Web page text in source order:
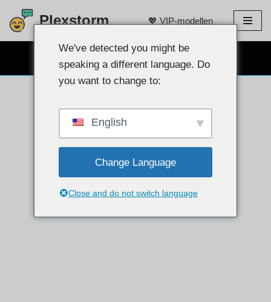
Doorgaan
Plexstorm 💖 VIP-modellen
We've detected you might be
speaking a different language. Do
you want to change to:
English
Change Language
Close and do not switch language